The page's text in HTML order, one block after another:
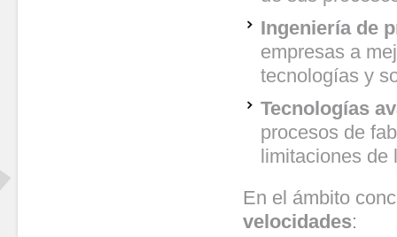
Ingeniería de
empresas a
tecnologías y
Tecnologías
procesos de
limitaciones
En el ámbito
velocidades: